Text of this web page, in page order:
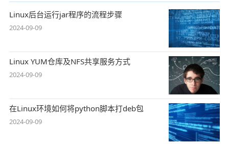
Linux后台运行jar程序的流程步骤
2024-09-09
Linux YUM仓库及NFS共享服务方式
2024-09-09
在Linux环境如何将python脚本打deb包
2024-09-09